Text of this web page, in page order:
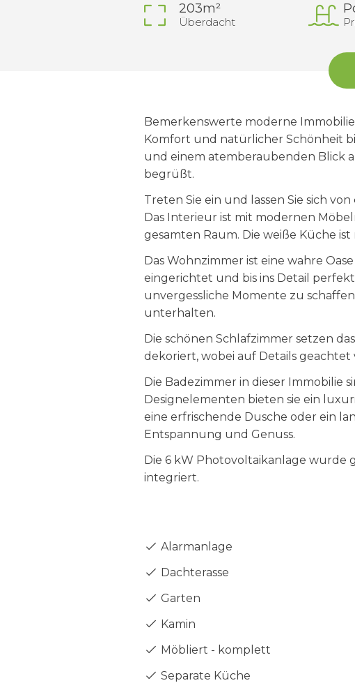
203m²
Überdacht
Bemerkenswerte moderne
Komfort und natürlicher Schönheit
und einem atemberaubenden Blick
begrüßt.
Treten Sie ein und lassen Sie sich
Das Interieur ist mit modernen
gesamten Raum. Die weiße Küche
Das Wohnzimmer ist eine wahre
eingerichtet und bis ins Detail
unvergessliche Momente zu
unterhalten.
Die schönen Schlafzimmer setzen
dekoriert, wobei auf Details
Die Badezimmer in dieser Immobilie
Designelementen bieten sie ein
eine erfrischende Dusche oder ein
Entspannung und Genuss.
Die 6 kW Photovoltaikanlage wurde
integriert.
Alarmanlage
Dachterasse
Garten
Kamin
Möbliert - komplett
Separate Küche